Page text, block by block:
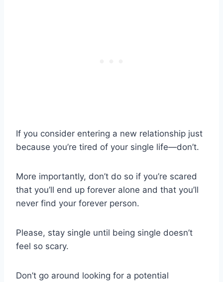
If you consider entering a new relationship just
because you’re tired of your single life—don’t.
More importantly, don’t do so if you’re scared
that you’ll end up forever alone and that you’ll
never find your forever person.
Please, stay single until being single doesn’t
feel so scary.
Don’t go around looking for a potential